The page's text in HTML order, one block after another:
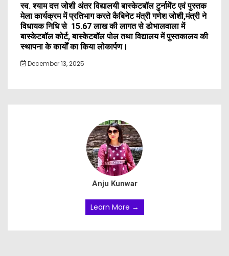
स्व. श्याम दत्त जोशी अंतर विद्यालयी बास्केटबॉल टुर्नामेंट एवं पुस्तक
मेला कार्यक्रम में प्रतिभाग करते कैबिनेट मंत्री गणेश जोशी,मंत्री ने
विधायक निधि से ₹ 15.67 लाख की लागत से डोभालवाला में
बास्केटबॉल कोर्ट, बास्केटबॉल पोल तथा विद्यालय में पुस्तकालय की
स्थापना के कार्यों का किया लोकार्पण।
December 13, 2025
Anju Kunwar
Learn More →